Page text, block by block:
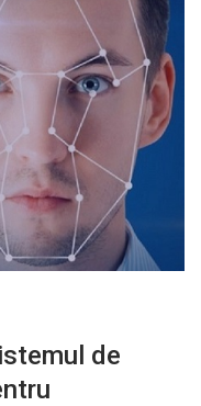
de